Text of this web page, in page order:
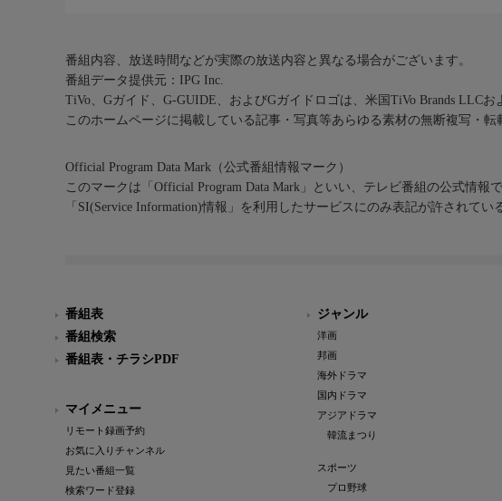
番組内容、放送時間などが実際の放送内容と異なる場合がございます。
番組データ提供元：IPG Inc.
TiVo、Gガイド、G-GUIDE、およびGガイドロゴは、米国TiVo Brands LLC
このホームページに掲載している記事・写真等あらゆる素材の無断複写・転
Official Program Data Mark（公式番組情報マーク）
このマークは「Official Program Data Mark」といい、テレビ番組の公式情報
「SI(Service Information)情報」を利用したサービスにのみ表記が許されてい
番組表
番組検索
番組表・チラシPDF
マイメニュー
リモート録画予約
お気に入りチャンネル
見たい番組一覧
検索ワード登録
ジャンル
洋画
邦画
海外ドラマ
国内ドラマ
アジアドラマ
韓流まつり
スポーツ
プロ野球